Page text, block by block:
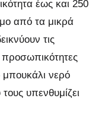
έως και 250
από τα μικρά
τις
προσωπικότητες
μπουκάλι νερό
υπενθυμίζει